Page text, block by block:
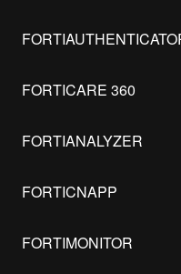
FORTICARE 360
FORTIANALYZER
FORTICNAPP
FORTIMONITOR